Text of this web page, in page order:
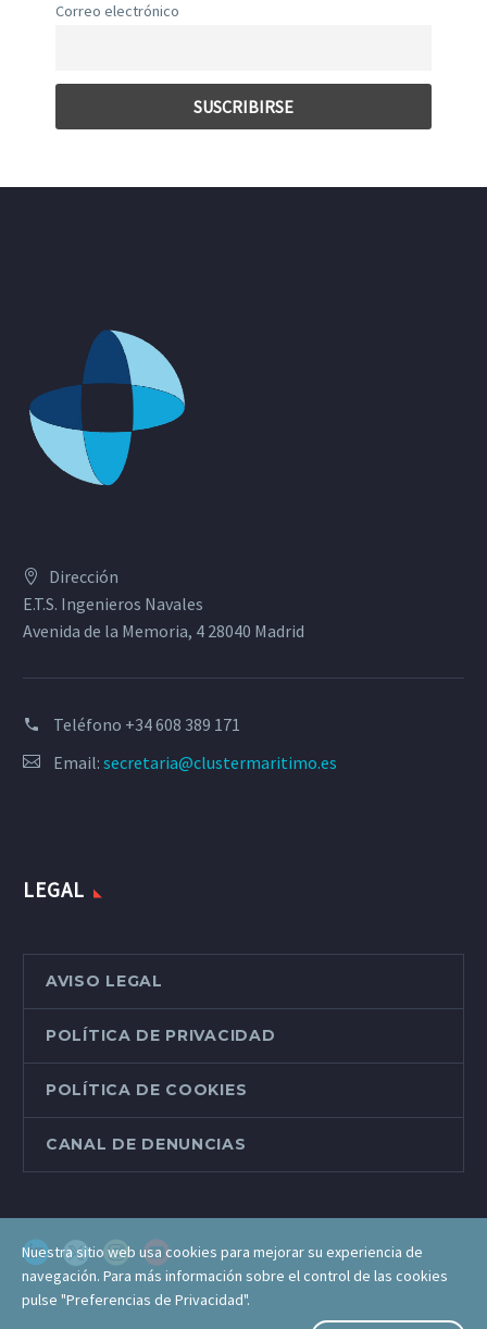
Correo electrónico
Dirección
E.T.S. Ingenieros Navales
Avenida de la Memoria, 4 28040 Madrid
Teléfono +34 608 389 171
Email: secretaria@clustermaritimo.es
LEGAL
AVISO LEGAL
POLÍTICA DE PRIVACIDAD
POLÍTICA DE COOKIES
CANAL DE DENUNCIAS
Nuestra sitio web usa cookies para mejorar su experiencia de
navegación. Para más información sobre el control de las cookies
pulse "Preferencias de Privacidad".